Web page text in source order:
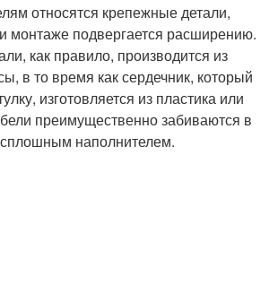
относятся крепежные детали,
монтаже подвергается расширению.
как правило, производится из
в то время как сердечник, который
изготовляется из пластика или
преимущественно забиваются в
наполнителем.